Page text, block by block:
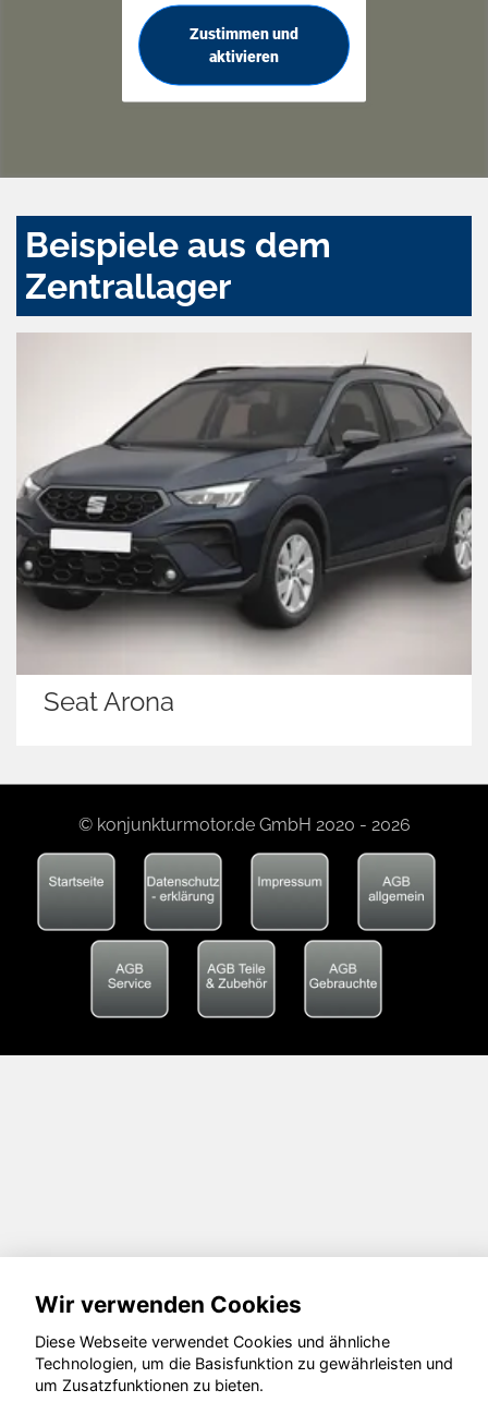
Zustimmen und
aktivieren
Beispiele aus dem
Zentrallager
Seat Arona
© konjunkturmotor.de GmbH 2020 - 2026
Wir verwenden Cookies
Diese Webseite verwendet Cookies und ähnliche
Technologien, um die Basisfunktion zu gewährleisten und
um Zusatzfunktionen zu bieten.